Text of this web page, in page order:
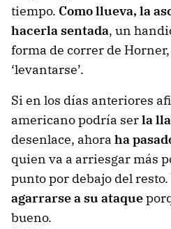
tiempo. Como llueva, la
hacerla sentada, un
forma de correr de
‘levantarse’.
Si en los días anteriores
americano podría serla
desenlace, ahora ha
quien va a arriesgar más
punto por debajo del resto.
agarrarse a su ataque
bueno.